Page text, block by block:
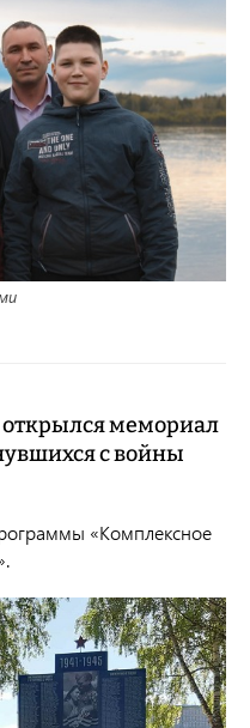
открылся мемориал
с войны
«Комплексное